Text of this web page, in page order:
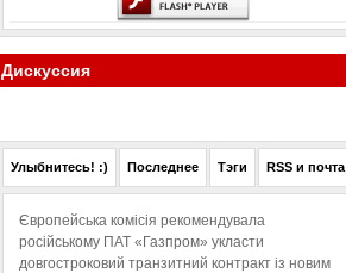
Дискуссия
Улыбнитесь! :) Последнее Тэги RSS и почта
Європейська комісія рекомендувала
російському ПАТ «Газпром» укласти
довгостроковий транзитний контракт із новим